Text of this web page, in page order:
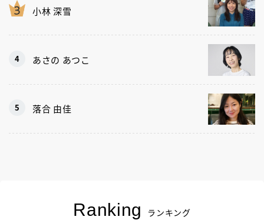
小林 深雪
あさの あつこ
落合 由佳
Ranking ランキング